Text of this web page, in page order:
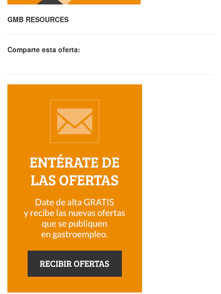
GMB RESOURCES
Comparte esta oferta: